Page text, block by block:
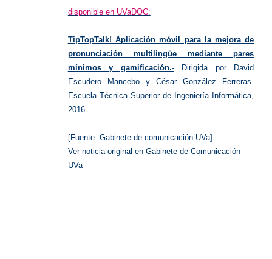
disponible en UVaDOC:
TipTopTalk! Aplicación móvil para la mejora de
pronunciación multilingüe mediante pares
mínimos y gamificación.-Dirigida por David
Escudero Mancebo y César González Ferreras.
Escuela Técnica Superior de Ingeniería Informática,
2016
[Fuente: Gabinete de comunicación UVa]
Ver noticia original en Gabinete de Comunicación
UVa